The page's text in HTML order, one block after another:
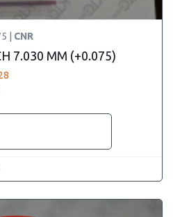
| CNR
7.030 ММ (+0.075)